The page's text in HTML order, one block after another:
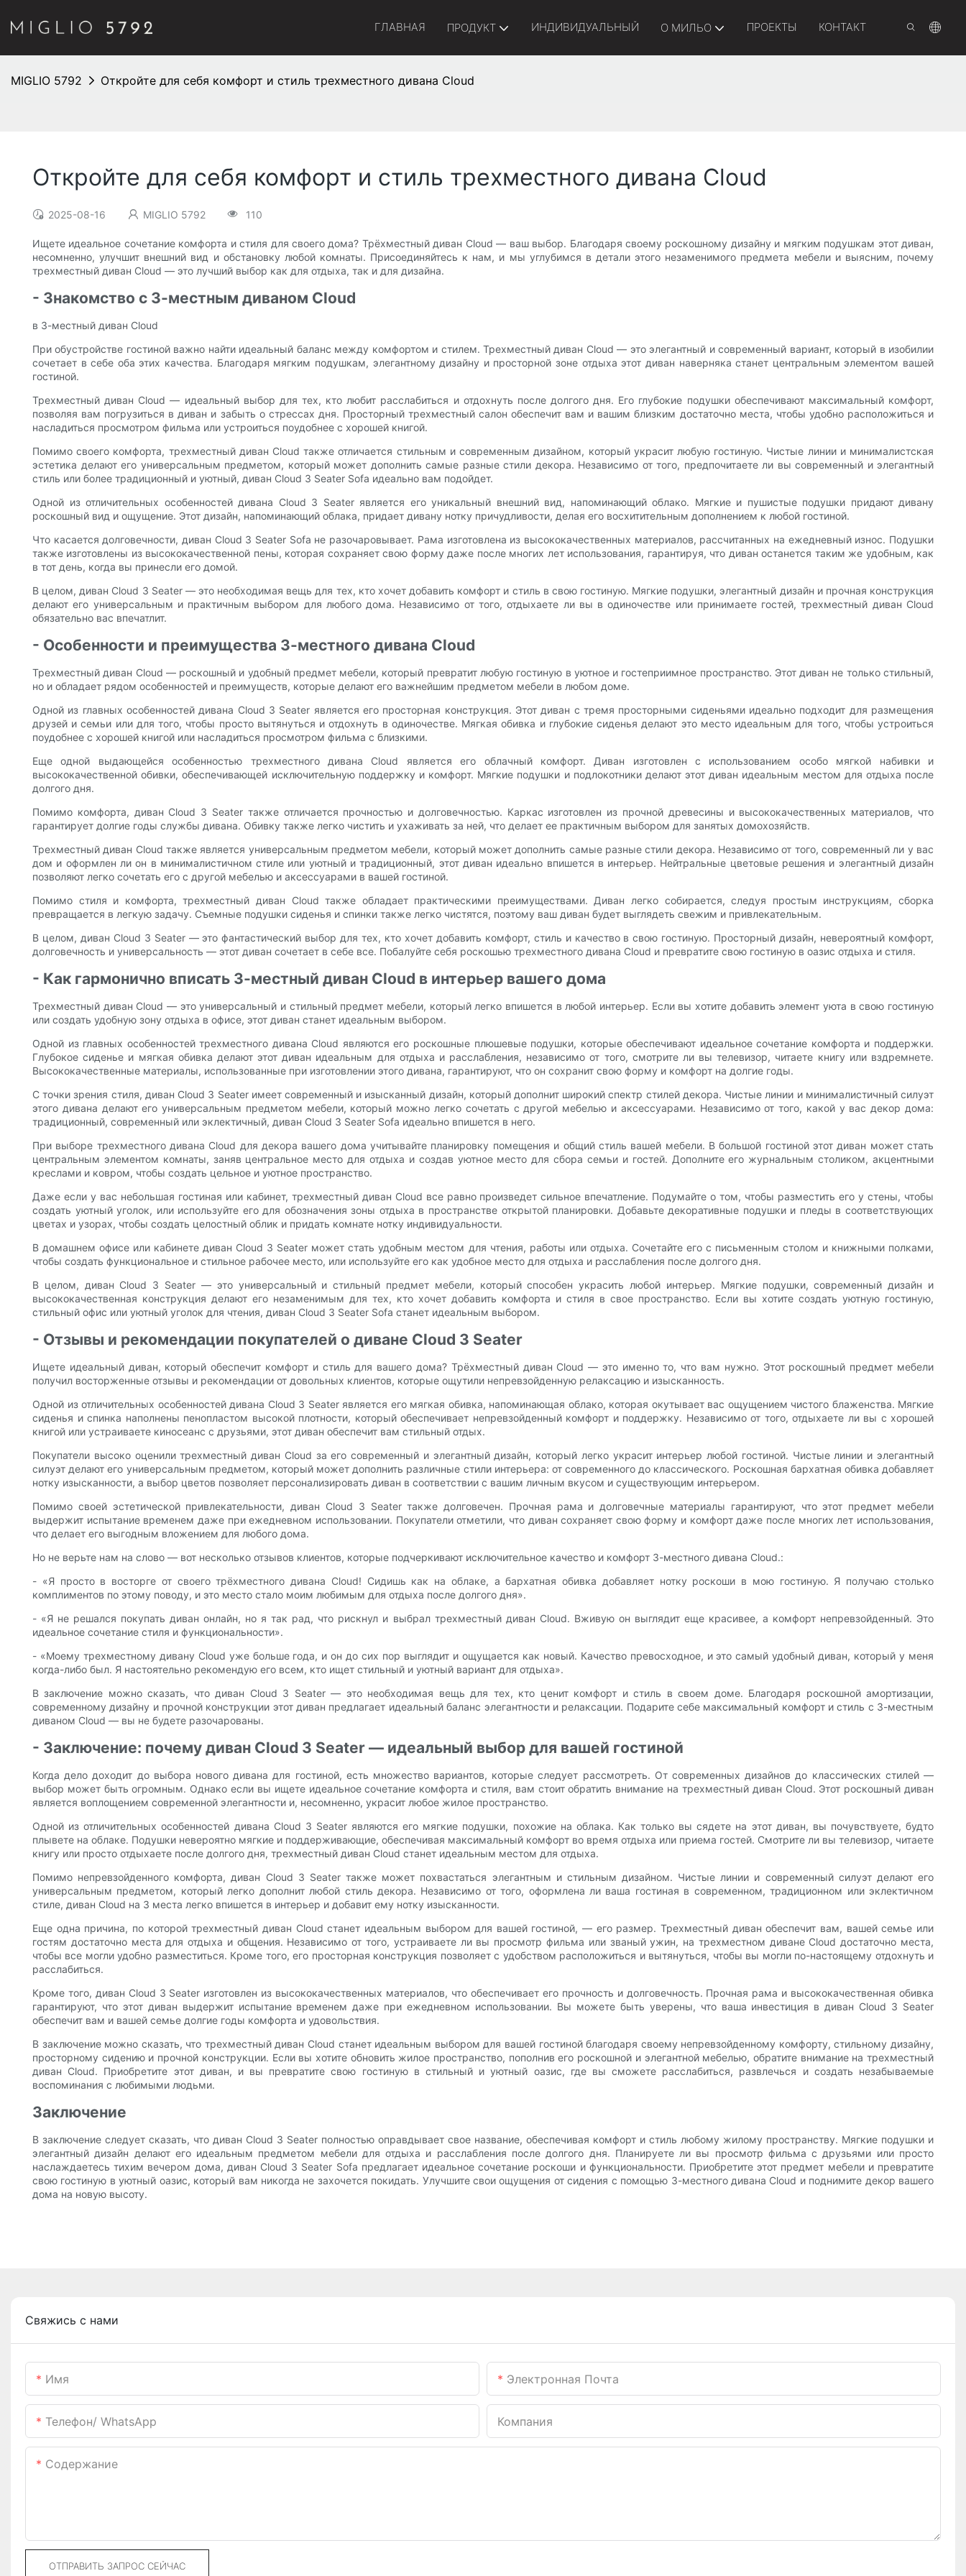
ГЛАВНАЯ ПРОДУКТ ИНДИВИДУАЛЬНЫЙ О МИЛЬО ПРОЕКТЫ КОНТАКТ
MIGLIO 5792 Откройте для себя комфорт и стиль трехместного дивана Cloud
Откройте для себя комфорт и стиль трехместного дивана Cloud
2025-08-16 MIGLIO 5792 110
Ищете идеальное сочетание комфорта и стиля для своего дома? Трёхместный диван Cloud — ваш выбор. Благодаря своему роскошному дизайну и мягким подушкам этот диван,
несомненно, улучшит внешний вид и обстановку любой комнаты. Присоединяйтесь к нам, и мы углубимся в детали этого незаменимого предмета мебели и выясним, почему
трехместный диван Cloud — это лучший выбор как для отдыха, так и для дизайна.
- Знакомство с 3-местным диваном Cloud
в 3-местный диван Cloud
При обустройстве гостиной важно найти идеальный баланс между комфортом и стилем. Трехместный диван Cloud — это элегантный и современный вариант, который в изобилии
сочетает в себе оба этих качества. Благодаря мягким подушкам, элегантному дизайну и просторной зоне отдыха этот диван наверняка станет центральным элементом вашей
гостиной.
Трехместный диван Cloud — идеальный выбор для тех, кто любит расслабиться и отдохнуть после долгого дня. Его глубокие подушки обеспечивают максимальный комфорт,
позволяя вам погрузиться в диван и забыть о стрессах дня. Просторный трехместный салон обеспечит вам и вашим близким достаточно места, чтобы удобно расположиться и
насладиться просмотром фильма или устроиться поудобнее с хорошей книгой.
Помимо своего комфорта, трехместный диван Cloud также отличается стильным и современным дизайном, который украсит любую гостиную. Чистые линии и минималистская
эстетика делают его универсальным предметом, который может дополнить самые разные стили декора. Независимо от того, предпочитаете ли вы современный и элегантный
стиль или более традиционный и уютный, диван Cloud 3 Seater Sofa идеально вам подойдет.
Одной из отличительных особенностей дивана Cloud 3 Seater является его уникальный внешний вид, напоминающий облако. Мягкие и пушистые подушки придают дивану
роскошный вид и ощущение. Этот дизайн, напоминающий облака, придает дивану нотку причудливости, делая его восхитительным дополнением к любой гостиной.
Что касается долговечности, диван Cloud 3 Seater Sofa не разочаровывает. Рама изготовлена из высококачественных материалов, рассчитанных на ежедневный износ. Подушки
также изготовлены из высококачественной пены, которая сохраняет свою форму даже после многих лет использования, гарантируя, что диван останется таким же удобным, как
в тот день, когда вы принесли его домой.
В целом, диван Cloud 3 Seater — это необходимая вещь для тех, кто хочет добавить комфорт и стиль в свою гостиную. Мягкие подушки, элегантный дизайн и прочная конструкция
делают его универсальным и практичным выбором для любого дома. Независимо от того, отдыхаете ли вы в одиночестве или принимаете гостей, трехместный диван Cloud
обязательно вас впечатлит.
- Особенности и преимущества 3-местного дивана Cloud
Трехместный диван Cloud — роскошный и удобный предмет мебели, который превратит любую гостиную в уютное и гостеприимное пространство. Этот диван не только стильный,
но и обладает рядом особенностей и преимуществ, которые делают его важнейшим предметом мебели в любом доме.
Одной из главных особенностей дивана Cloud 3 Seater является его просторная конструкция. Этот диван с тремя просторными сиденьями идеально подходит для размещения
друзей и семьи или для того, чтобы просто вытянуться и отдохнуть в одиночестве. Мягкая обивка и глубокие сиденья делают это место идеальным для того, чтобы устроиться
поудобнее с хорошей книгой или насладиться просмотром фильма с близкими.
Еще одной выдающейся особенностью трехместного дивана Cloud является его облачный комфорт. Диван изготовлен с использованием особо мягкой набивки и
высококачественной обивки, обеспечивающей исключительную поддержку и комфорт. Мягкие подушки и подлокотники делают этот диван идеальным местом для отдыха после
долгого дня.
Помимо комфорта, диван Cloud 3 Seater также отличается прочностью и долговечностью. Каркас изготовлен из прочной древесины и высококачественных материалов, что
гарантирует долгие годы службы дивана. Обивку также легко чистить и ухаживать за ней, что делает ее практичным выбором для занятых домохозяйств.
Трехместный диван Cloud также является универсальным предметом мебели, который может дополнить самые разные стили декора. Независимо от того, современный ли у вас
дом и оформлен ли он в минималистичном стиле или уютный и традиционный, этот диван идеально впишется в интерьер. Нейтральные цветовые решения и элегантный дизайн
позволяют легко сочетать его с другой мебелью и аксессуарами в вашей гостиной.
Помимо стиля и комфорта, трехместный диван Cloud также обладает практическими преимуществами. Диван легко собирается, следуя простым инструкциям, сборка
превращается в легкую задачу. Съемные подушки сиденья и спинки также легко чистятся, поэтому ваш диван будет выглядеть свежим и привлекательным.
В целом, диван Cloud 3 Seater — это фантастический выбор для тех, кто хочет добавить комфорт, стиль и качество в свою гостиную. Просторный дизайн, невероятный комфорт,
долговечность и универсальность — этот диван сочетает в себе все. Побалуйте себя роскошью трехместного дивана Cloud и превратите свою гостиную в оазис отдыха и стиля.
- Как гармонично вписать 3-местный диван Cloud в интерьер вашего дома
Трехместный диван Cloud — это универсальный и стильный предмет мебели, который легко впишется в любой интерьер. Если вы хотите добавить элемент уюта в свою гостиную
или создать удобную зону отдыха в офисе, этот диван станет идеальным выбором.
Одной из главных особенностей трехместного дивана Cloud являются его роскошные плюшевые подушки, которые обеспечивают идеальное сочетание комфорта и поддержки.
Глубокое сиденье и мягкая обивка делают этот диван идеальным для отдыха и расслабления, независимо от того, смотрите ли вы телевизор, читаете книгу или вздремнете.
Высококачественные материалы, использованные при изготовлении этого дивана, гарантируют, что он сохранит свою форму и комфорт на долгие годы.
С точки зрения стиля, диван Cloud 3 Seater имеет современный и изысканный дизайн, который дополнит широкий спектр стилей декора. Чистые линии и минималистичный силуэт
этого дивана делают его универсальным предметом мебели, который можно легко сочетать с другой мебелью и аксессуарами. Независимо от того, какой у вас декор дома:
традиционный, современный или эклектичный, диван Cloud 3 Seater Sofa идеально впишется в него.
При выборе трехместного дивана Cloud для декора вашего дома учитывайте планировку помещения и общий стиль вашей мебели. В большой гостиной этот диван может стать
центральным элементом комнаты, заняв центральное место для отдыха и создав уютное место для сбора семьи и гостей. Дополните его журнальным столиком, акцентными
креслами и ковром, чтобы создать цельное и уютное пространство.
Даже если у вас небольшая гостиная или кабинет, трехместный диван Cloud все равно произведет сильное впечатление. Подумайте о том, чтобы разместить его у стены, чтобы
создать уютный уголок, или используйте его для обозначения зоны отдыха в пространстве открытой планировки. Добавьте декоративные подушки и пледы в соответствующих
цветах и узорах, чтобы создать целостный облик и придать комнате нотку индивидуальности.
В домашнем офисе или кабинете диван Cloud 3 Seater может стать удобным местом для чтения, работы или отдыха. Сочетайте его с письменным столом и книжными полками,
чтобы создать функциональное и стильное рабочее место, или используйте его как удобное место для отдыха и расслабления после долгого дня.
В целом, диван Cloud 3 Seater — это универсальный и стильный предмет мебели, который способен украсить любой интерьер. Мягкие подушки, современный дизайн и
высококачественная конструкция делают его незаменимым для тех, кто хочет добавить комфорта и стиля в свое пространство. Если вы хотите создать уютную гостиную,
стильный офис или уютный уголок для чтения, диван Cloud 3 Seater Sofa станет идеальным выбором.
- Отзывы и рекомендации покупателей о диване Cloud 3 Seater
Ищете идеальный диван, который обеспечит комфорт и стиль для вашего дома? Трёхместный диван Cloud — это именно то, что вам нужно. Этот роскошный предмет мебели
получил восторженные отзывы и рекомендации от довольных клиентов, которые ощутили непревзойденную релаксацию и изысканность.
Одной из отличительных особенностей дивана Cloud 3 Seater является его мягкая обивка, напоминающая облако, которая окутывает вас ощущением чистого блаженства. Мягкие
сиденья и спинка наполнены пенопластом высокой плотности, который обеспечивает непревзойденный комфорт и поддержку. Независимо от того, отдыхаете ли вы с хорошей
книгой или устраиваете киносеанс с друзьями, этот диван обеспечит вам стильный отдых.
Покупатели высоко оценили трехместный диван Cloud за его современный и элегантный дизайн, который легко украсит интерьер любой гостиной. Чистые линии и элегантный
силуэт делают его универсальным предметом, который может дополнить различные стили интерьера: от современного до классического. Роскошная бархатная обивка добавляет
нотку изысканности, а выбор цветов позволяет персонализировать диван в соответствии с вашим личным вкусом и существующим интерьером.
Помимо своей эстетической привлекательности, диван Cloud 3 Seater также долговечен. Прочная рама и долговечные материалы гарантируют, что этот предмет мебели
выдержит испытание временем даже при ежедневном использовании. Покупатели отметили, что диван сохраняет свою форму и комфорт даже после многих лет использования,
что делает его выгодным вложением для любого дома.
Но не верьте нам на слово — вот несколько отзывов клиентов, которые подчеркивают исключительное качество и комфорт 3-местного дивана Cloud.:
- «Я просто в восторге от своего трёхместного дивана Cloud! Сидишь как на облаке, а бархатная обивка добавляет нотку роскоши в мою гостиную. Я получаю столько
комплиментов по этому поводу, и это место стало моим любимым для отдыха после долгого дня».
- «Я не решался покупать диван онлайн, но я так рад, что рискнул и выбрал трехместный диван Cloud. Вживую он выглядит еще красивее, а комфорт непревзойденный. Это
идеальное сочетание стиля и функциональности».
- «Моему трехместному дивану Cloud уже больше года, и он до сих пор выглядит и ощущается как новый. Качество превосходное, и это самый удобный диван, который у меня
когда-либо был. Я настоятельно рекомендую его всем, кто ищет стильный и уютный вариант для отдыха».
В заключение можно сказать, что диван Cloud 3 Seater — это необходимая вещь для тех, кто ценит комфорт и стиль в своем доме. Благодаря роскошной амортизации,
современному дизайну и прочной конструкции этот диван предлагает идеальный баланс элегантности и релаксации. Подарите себе максимальный комфорт и стиль с 3-местным
диваном Cloud — вы не будете разочарованы.
- Заключение: почему диван Cloud 3 Seater — идеальный выбор для вашей гостиной
Когда дело доходит до выбора нового дивана для гостиной, есть множество вариантов, которые следует рассмотреть. От современных дизайнов до классических стилей —
выбор может быть огромным. Однако если вы ищете идеальное сочетание комфорта и стиля, вам стоит обратить внимание на трехместный диван Cloud. Этот роскошный диван
является воплощением современной элегантности и, несомненно, украсит любое жилое пространство.
Одной из отличительных особенностей дивана Cloud 3 Seater являются его мягкие подушки, похожие на облака. Как только вы сядете на этот диван, вы почувствуете, будто
плывете на облаке. Подушки невероятно мягкие и поддерживающие, обеспечивая максимальный комфорт во время отдыха или приема гостей. Смотрите ли вы телевизор, читаете
книгу или просто отдыхаете после долгого дня, трехместный диван Cloud станет идеальным местом для отдыха.
Помимо непревзойденного комфорта, диван Cloud 3 Seater также может похвастаться элегантным и стильным дизайном. Чистые линии и современный силуэт делают его
универсальным предметом, который легко дополнит любой стиль декора. Независимо от того, оформлена ли ваша гостиная в современном, традиционном или эклектичном
стиле, диван Cloud на 3 места легко впишется в интерьер и добавит ему нотку изысканности.
Еще одна причина, по которой трехместный диван Cloud станет идеальным выбором для вашей гостиной, — его размер. Трехместный диван обеспечит вам, вашей семье или
гостям достаточно места для отдыха и общения. Независимо от того, устраиваете ли вы просмотр фильма или званый ужин, на трехместном диване Cloud достаточно места,
чтобы все могли удобно разместиться. Кроме того, его просторная конструкция позволяет с удобством расположиться и вытянуться, чтобы вы могли по-настоящему отдохнуть и
расслабиться.
Кроме того, диван Cloud 3 Seater изготовлен из высококачественных материалов, что обеспечивает его прочность и долговечность. Прочная рама и высококачественная обивка
гарантируют, что этот диван выдержит испытание временем даже при ежедневном использовании. Вы можете быть уверены, что ваша инвестиция в диван Cloud 3 Seater
обеспечит вам и вашей семье долгие годы комфорта и удовольствия.
В заключение можно сказать, что трехместный диван Cloud станет идеальным выбором для вашей гостиной благодаря своему непревзойденному комфорту, стильному дизайну,
просторному сидению и прочной конструкции. Если вы хотите обновить жилое пространство, пополнив его роскошной и элегантной мебелью, обратите внимание на трехместный
диван Cloud. Приобретите этот диван, и вы превратите свою гостиную в стильный и уютный оазис, где вы сможете расслабиться, развлечься и создать незабываемые
воспоминания с любимыми людьми.
Заключение
В заключение следует сказать, что диван Cloud 3 Seater полностью оправдывает свое название, обеспечивая комфорт и стиль любому жилому пространству. Мягкие подушки и
элегантный дизайн делают его идеальным предметом мебели для отдыха и расслабления после долгого дня. Планируете ли вы просмотр фильма с друзьями или просто
наслаждаетесь тихим вечером дома, диван Cloud 3 Seater Sofa предлагает идеальное сочетание роскоши и функциональности. Приобретите этот предмет мебели и превратите
свою гостиную в уютный оазис, который вам никогда не захочется покидать. Улучшите свои ощущения от сидения с помощью 3-местного дивана Cloud и поднимите декор вашего
дома на новую высоту.
Свяжись с нами
Имя Электронная Почта
Телефон/ WhatsApp Компания
Содержание
ОТПРАВИТЬ ЗАПРОС СЕЙЧАС